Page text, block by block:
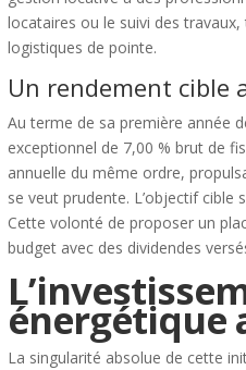
locataires ou le suivi des
logistiques de pointe.
Un rendement cible
Au terme de sa première année
exceptionnel de 7,00 % brut de
annuelle du même ordre,
se veut prudente. L’objectif
Cette volonté de proposer un
budget avec des dividendes
énergétique
La singularité absolue de cette